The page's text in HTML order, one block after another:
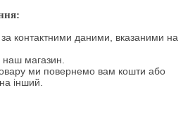
за контактними даними, вказаними на
наш магазин.
ми повернемо вам кошти або
інший.